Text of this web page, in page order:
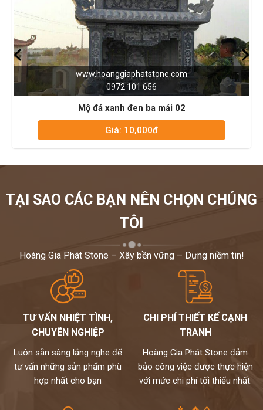
0972 101 656
đá xanh đen ba mái 02
TẠI SAO CÁC BẠN NÊN CHỌN CHÚNG
TÔI
Hoàng Gia Phát Stone – Xây bền vững – Dựng niềm tin!
TƯ VẤN NHIỆT TÌNH,
CHUYÊN NGHIỆP
Luôn sẵn sàng lắng nghe để
tư vấn những sản phẩm phù
hợp nhất cho bạn
CHI PHÍ THIẾT KẾ CẠNH
TRANH
Hoàng Gia Phát Stone đảm
bảo công việc được thực hiện
với mức chi phí tối thiểu nhất.